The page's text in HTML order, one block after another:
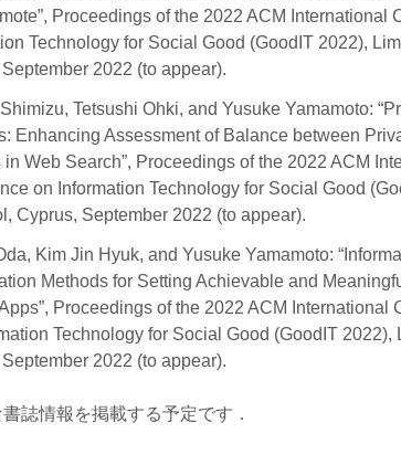
Proceedings of the 2022 ACM International
Technology for Social Good (GoodIT 2022),
2022 (to appear).
Tetsushi Ohki, and Yusuke Yamamoto:
Enhancing Assessment of Balance between
in Web Search”, Proceedings of the 2022 ACM
on Information Technology for Social Good
Cyprus, September 2022 (to appear).
Kim Jin Hyuk, and Yusuke Yamamoto:
Methods for Setting Achievable and
Proceedings of the 2022 ACM International
Technology for Social Good (GoodIT 2022),
2022 (to appear).
誌情報を掲載する予定です．